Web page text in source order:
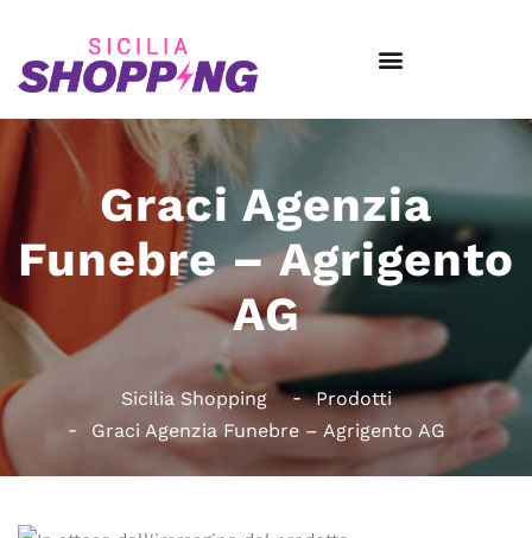
Graci Agenzia
Funebre – Agrigento
AG
Sicilia Shopping
Prodotti
Graci Agenzia Funebre – Agrigento AG